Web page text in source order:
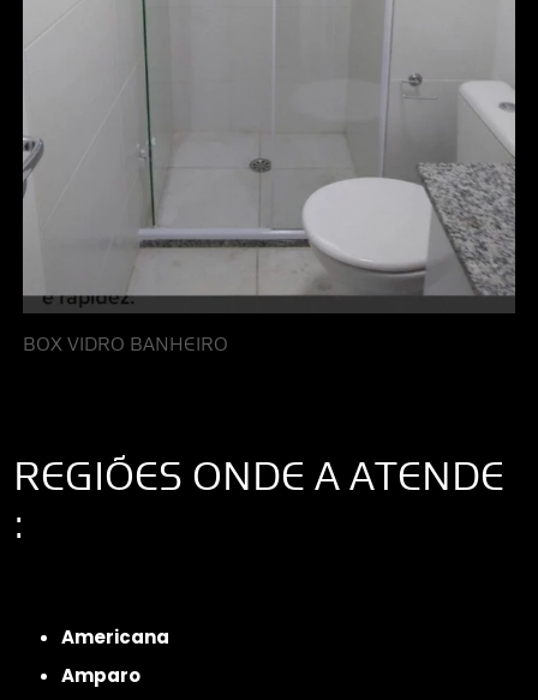
BOX VIDRO BANHEIRO
REGIÕES ONDE A ATENDE
:
Americana
Amparo